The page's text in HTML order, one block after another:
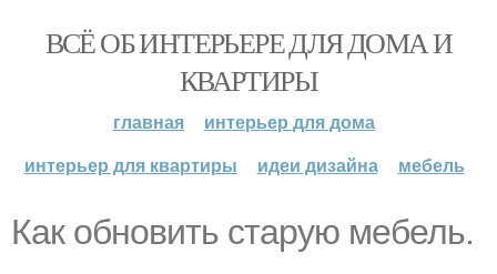
ВСЁ ОБ ИНТЕРЬЕРЕ ДЛЯ ДОМА И
КВАРТИРЫ
главная
интерьер для дома
интерьер для квартиры
идеи дизайна мебель
Как обновить старую мебель.